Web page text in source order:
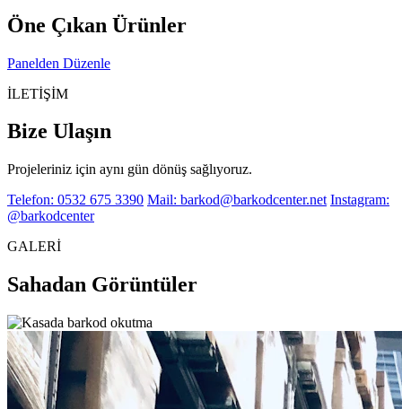
Öne Çıkan Ürünler
Panelden Düzenle
İLETİŞİM
Bize Ulaşın
Projeleriniz için aynı gün dönüş sağlıyoruz.
Telefon: 0532 675 3390 Mail: barkod@barkodcenter.net Instagram:
@barkodcenter
GALERİ
Sahadan Görüntüler